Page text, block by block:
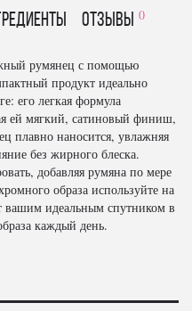
отзывы 0
румянец с помощью
продукт идеально
его легкая формула
ей мягкий, сатиновый финиш,
плавно наносится, увлажняя
без жирного блеска.
добавляя румяна по мере
образа используйте на
вашим идеальным спутником в
каждый день.